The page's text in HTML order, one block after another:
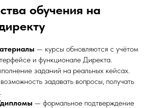
обучения на
— курсы обновляются с учётом
и функционале Директа.
заданий на реальных кейсах.
задавать вопросы, получать
— формальное подтверждение